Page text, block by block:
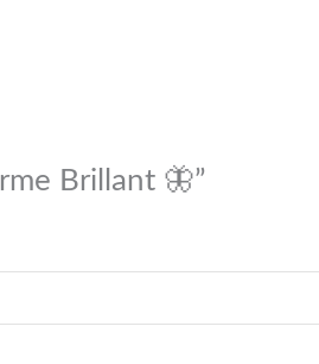
Brillant 🦋”